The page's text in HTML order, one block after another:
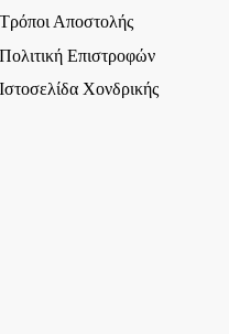
Τρόποι Αποστολής
Πολιτική Επιστροφών
Ιστοσελίδα Χονδρικής